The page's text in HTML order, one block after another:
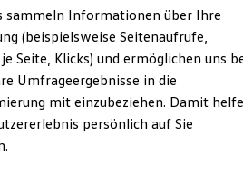
Class bei Volkswagen
& Rechtliches)
54, 03149 Forst
sammeln Informationen über Ihre
(beispielsweise Seitenaufrufe,
Seite, Klicks) und ermöglichen uns
Umfrageergebnisse in die
mit einzubeziehen. Damit
persönlich auf Sie